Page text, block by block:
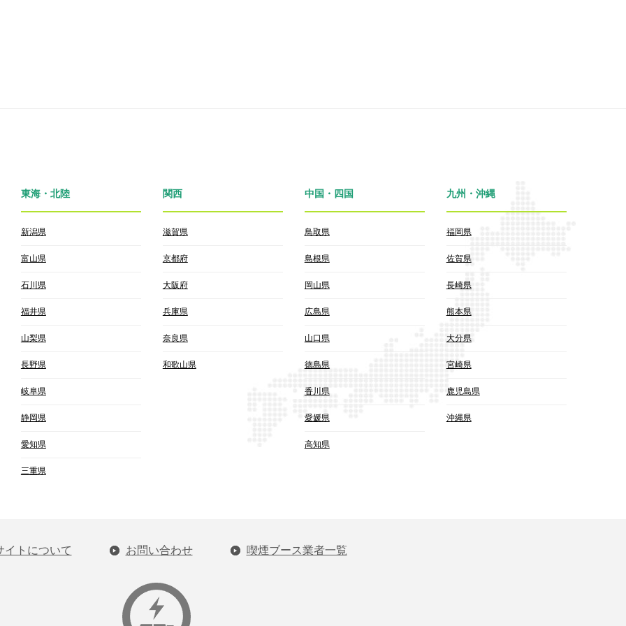
東海・北陸
新潟県
富山県
石川県
福井県
山梨県
長野県
岐阜県
静岡県
愛知県
三重県
関西
滋賀県
京都府
大阪府
兵庫県
奈良県
和歌山県
中国・四国
鳥取県
島根県
岡山県
広島県
山口県
徳島県
香川県
愛媛県
高知県
九州・沖縄
福岡県
佐賀県
長崎県
熊本県
大分県
宮崎県
鹿児島県
沖縄県
イトについて お問い合わせ 喫煙ブース業者一覧